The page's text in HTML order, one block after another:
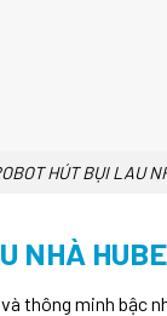
HÚT BỤI LAU
NHÀ
thông minh